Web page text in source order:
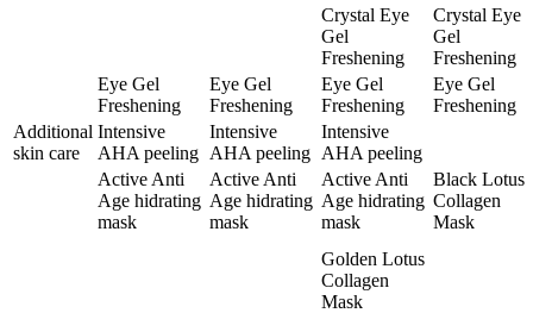
Crystal Eye
Gel
Freshening
Crystal Eye
Gel
Freshening
Eye Gel
Freshening
Eye Gel
Freshening
Eye Gel
Freshening
Eye Gel
Freshening
Additional
skin care
Intensive
AHA peeling
Intensive
AHA peeling
Intensive
AHA peeling
Active Anti
Age hidrating
mask
Active Anti
Age hidrating
mask
Active Anti
Age hidrating
mask
Black Lotus
Collagen
Mask
Golden Lotus
Collagen
Mask